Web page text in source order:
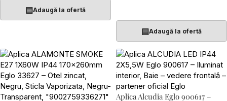
▤Adaugă la ofertă
▤Adaugă la ofertă
Aplica Alcudia Eglo 900617 –